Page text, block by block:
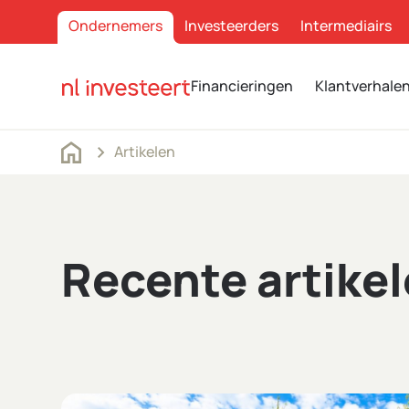
Ondernemers Investeerders Intermediairs
Financieringen Klantverhalen
Artikelen
Recente